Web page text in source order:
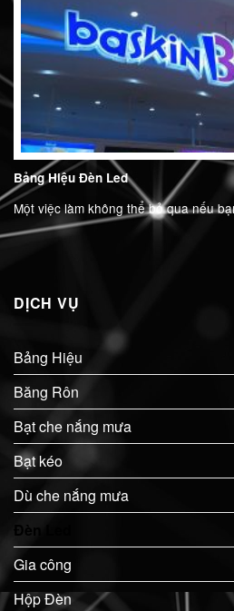
DỊCH VỤ
Bảng Hiệu
Băng Rôn
Bạt che nắng mưa
Bạt kéo
Dù che nắng mưa
Đèn Led
Gia công
Hộp Đèn
Bảng Hiệu Đèn Led
Một việc làm không thể bỏ qua nếu